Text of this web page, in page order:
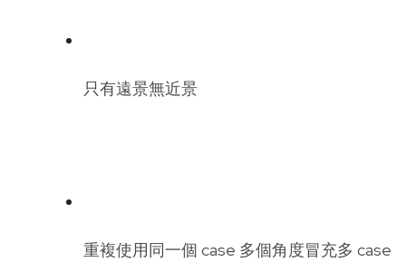
只有遠景無近景
重複使用同一個 case 多個角度冒充多 case